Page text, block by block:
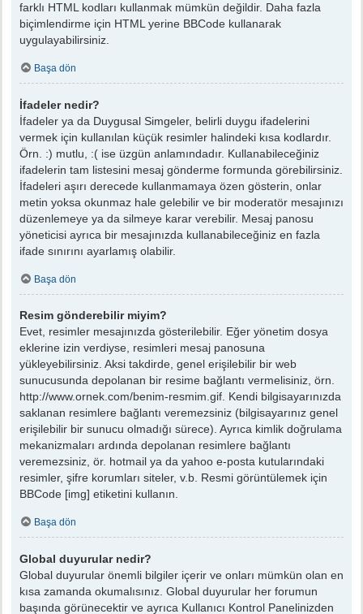
farklı HTML kodları kullanmak mümkün değildir. Daha fazla
biçimlendirme için HTML yerine BBCode kullanarak
uygulayabilirsiniz.
Başa dön
İfadeler nedir?
İfadeler ya da Duygusal Simgeler, belirli duygu ifadelerini
vermek için kullanılan küçük resimler halindeki kısa kodlardır.
Örn. :) mutlu, :( ise üzgün anlamındadır. Kullanabileceğiniz
ifadelerin tam listesini mesaj gönderme formunda görebilirsiniz.
İfadeleri aşırı derecede kullanmamaya özen gösterin, onlar
metin yoksa okunmaz hale gelebilir ve bir moderatör mesajınızı
düzenlemeye ya da silmeye karar verebilir. Mesaj panosu
yöneticisi ayrıca bir mesajınızda kullanabileceğiniz en fazla
ifade sınırını ayarlamış olabilir.
Başa dön
Resim gönderebilir miyim?
Evet, resimler mesajınızda gösterilebilir. Eğer yönetim dosya
eklerine izin verdiyse, resimleri mesaj panosuna
yükleyebilirsiniz. Aksi takdirde, genel erişilebilir bir web
sunucusunda depolanan bir resime bağlantı vermelisiniz, örn.
http://www.ornek.com/benim-resmim.gif. Kendi bilgisayarınızda
saklanan resimlere bağlantı veremezsiniz (bilgisayarınız genel
erişilebilir bir sunucu olmadığı sürece). Ayrıca kimlik doğrulama
mekanizmaları ardında depolanan resimlere bağlantı
veremezsiniz, ör. hotmail ya da yahoo e-posta kutularındaki
resimler, şifre korumları siteler, v.b. Resmi görüntülemek için
BBCode [img] etiketini kullanın.
Başa dön
Global duyurular nedir?
Global duyurular önemli bilgiler içerir ve onları mümkün olan en
kısa zamanda okumalısınız. Global duyurular her forumun
başında görünecektir ve ayrıca Kullanıcı Kontrol Panelinizden